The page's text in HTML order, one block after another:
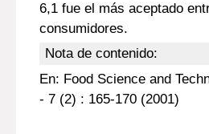
6,1 fue el más aceptado
consumidores.
Nota de contenido:
En: Food Science and
- 7 (2) : 165-170 (2001)